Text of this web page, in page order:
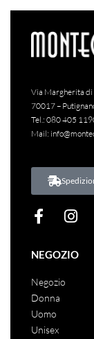
Via Margherita di
70017 –
Tel.: 080 405
Mail:
NEGOZIO
Negozio
Donna
Uomo
Unisex